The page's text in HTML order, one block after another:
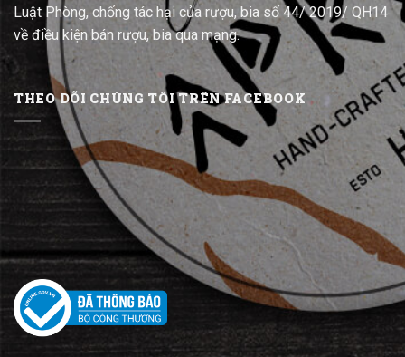
Luật Phòng, chống tác hại của rượu, bia số 44/ 2019/ QH14
về điều kiện bán rượu, bia qua mạng.
THEO DÕI CHÚNG TÔI TRÊN FACEBOOK